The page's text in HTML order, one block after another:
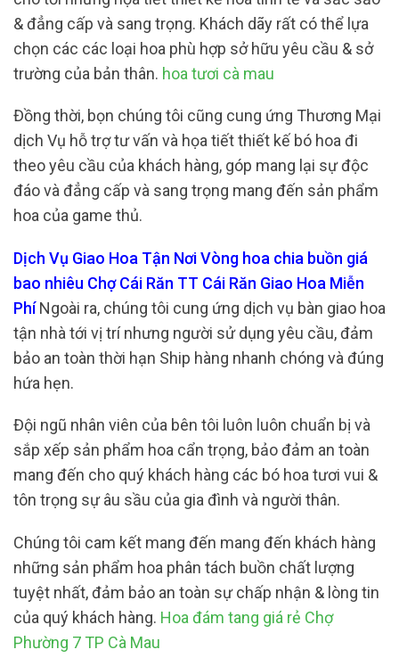
& đẳng cấp và sang trọng. Khách dãy rất có thể lựa
chọn các các loại hoa phù hợp sở hữu yêu cầu & sở
trường của bản thân. hoa tươi cà mau
Đồng thời, bọn chúng tôi cũng cung ứng Thương Mại
dịch Vụ hỗ trợ tư vấn và họa tiết thiết kế bó hoa đi
theo yêu cầu của khách hàng, góp mang lại sự độc
đáo và đẳng cấp và sang trọng mang đến sản phẩm
hoa của game thủ.
Dịch Vụ Giao Hoa Tận Nơi Vòng hoa chia buồn giá
bao nhiêu Chợ Cái Răn TT Cái Răn Giao Hoa Miễn
PhíNgoài ra, chúng tôi cung ứng dịch vụ bàn giao hoa
tận nhà tới vị trí nhưng người sử dụng yêu cầu, đảm
bảo an toàn thời hạn Ship hàng nhanh chóng và đúng
hứa hẹn.
Đội ngũ nhân viên của bên tôi luôn luôn chuẩn bị và
sắp xếp sản phẩm hoa cẩn trọng, bảo đảm an toàn
mang đến cho quý khách hàng các bó hoa tươi vui &
tôn trọng sự âu sầu của gia đình và người thân.
Chúng tôi cam kết mang đến mang đến khách hàng
những sản phẩm hoa phân tách buồn chất lượng
tuyệt nhất, đảm bảo an toàn sự chấp nhận & lòng tin
của quý khách hàng. Hoa đám tang giá rẻ Chợ
Phường 7 TP Cà Mau